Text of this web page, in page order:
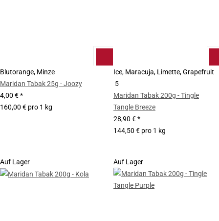
Blutorange, Minze
Maridan Tabak 25g - Joozy
4,00 €*
160,00 € pro 1 kg
Ice, Maracuja, Limette, Grapefruit
5
Maridan Tabak 200g - Tingle
Tangle Breeze
28,90 €*
144,50 € pro 1 kg
Auf Lager Auf Lager